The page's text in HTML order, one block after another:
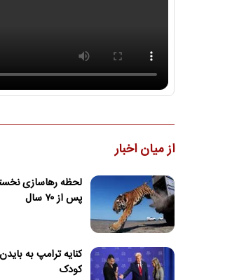
از میان اخبار
لحظه رهاسازی
پس از ۷۰ سال
کنایه ترامپ به
کودک